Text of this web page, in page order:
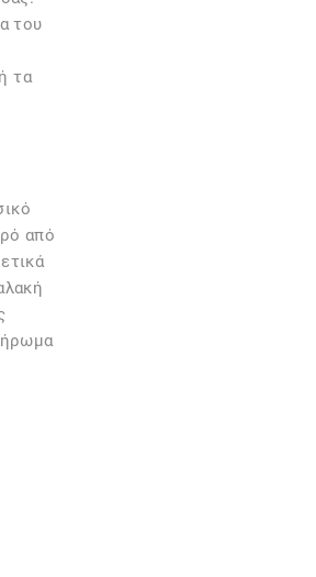
του
τα
από